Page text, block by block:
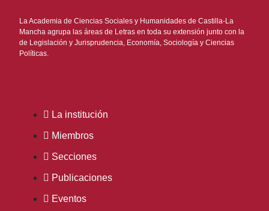
La Academia de Ciencias Sociales y Humanidades de Castilla-La
Mancha agrupa las áreas de Letras en toda su extensión junto con la
de Legislación y Jurisprudencia, Economía, Sociología y Ciencias
Políticas.
La institución
Miembros
Secciones
Publicaciones
Eventos